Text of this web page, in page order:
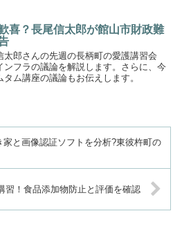
喜？長尾信太郎が館山市財政難
郎さんの先週の長柄町の愛護講習会
ンフラの議論を解説します。さらに、今
ム講座の議論もお伝えします。
と画像認証ソフトを分析?東彼杵町の
習！食品添加物防止と評価を確認